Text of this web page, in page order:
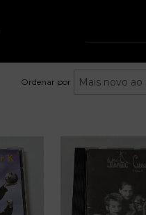
Ordenar por